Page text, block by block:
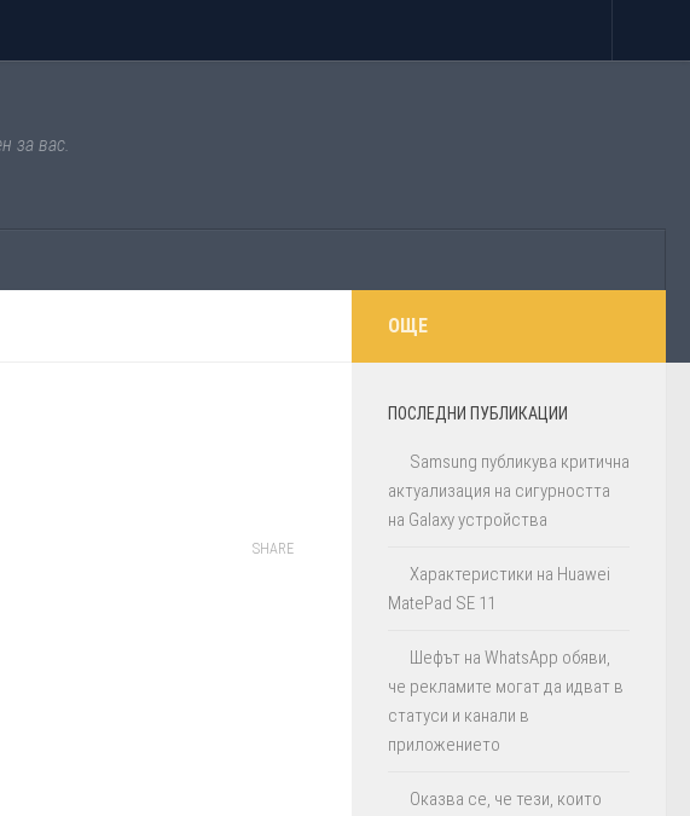
за вас.
SHARE
ОЩЕ
ПОСЛЕДНИ ПУБЛИКАЦИИ
Samsung публикува критична
актуализация на сигурността
на Galaxy устройства
Характеристики на Huawei
MatePad SE 11
Шефът на WhatsApp обяви,
че рекламите могат да идват в
статуси и канали в
приложението
Оказва се, че тези, които